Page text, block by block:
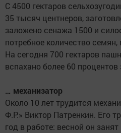
С 4500 гектаров
35 тысяч центнеров,
заложено сенажа 1500 и
потребное количество
На сегодня 700 гектаров
вспахано более 60 процентов
… механизатор
Около 10 лет трудится
Ф.Р.» Виктор Патренкин. Его
год в работе: весной он